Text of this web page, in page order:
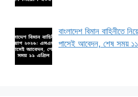
বাংলাদেশ বিমান বাহিনীতে
পাসেই আবেদন, শেষ সময়